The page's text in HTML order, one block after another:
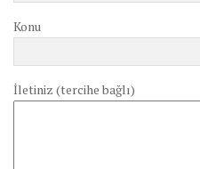
Konu
İletiniz (tercihe bağlı)